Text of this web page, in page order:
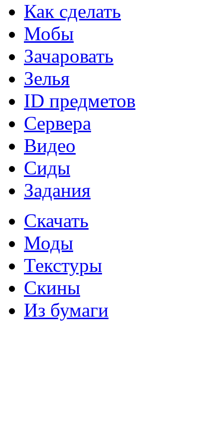
Как сделать
Мобы
Зачаровать
Зелья
ID предметов
Сервера
Видео
Сиды
Задания
Скачать
Моды
Текстуры
Скины
Из бумаги